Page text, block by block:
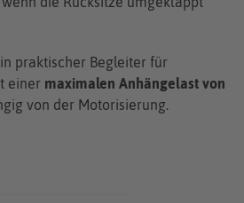
praktischer Begleiter für
einer maximalen Anhängelast von
von der Motorisierung.